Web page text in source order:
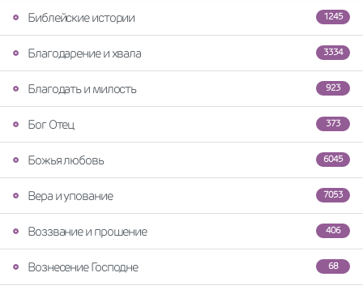
1245
Библейские истории
3334
Благодарение и хвала
923
Благодать и милость
373
Бог Отец
6045
Божья любовь
7053
Вера и упование
406
Воззвание и прошение
68
Вознесение Господне